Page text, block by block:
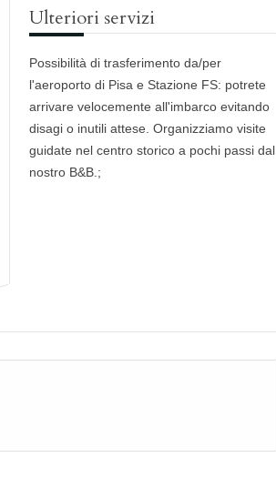
Ulteriori servizi
Possibilità di trasferimento da/per
l'aeroporto di Pisa e Stazione FS: potrete
arrivare velocemente all'imbarco evitando
disagi o inutili attese. Organizziamo visite
guidate nel centro storico a pochi passi dal
nostro B&B.;